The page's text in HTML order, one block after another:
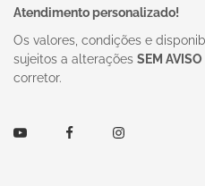
Atendimento personalizado!
Os valores, condições e
sujeitos a alterações SEM AVISO
corretor.
Youtube FacebookInstagram